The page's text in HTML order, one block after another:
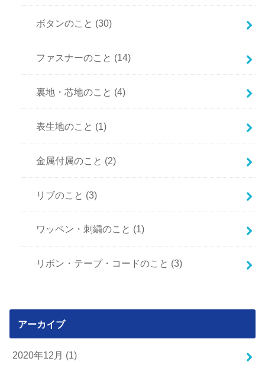
ボタンのこと (30)
ファスナーのこと (14)
裏地・芯地のこと (4)
表生地のこと (1)
金属付属のこと (2)
リブのこと (3)
ワッペン・刺繍のこと (1)
リボン・テープ・コードのこと (3)
アーカイブ
2020年12月 (1)